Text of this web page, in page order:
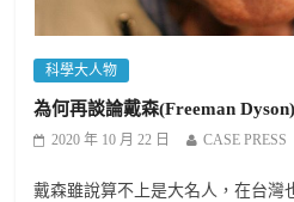
科學大人物
為何再談論戴森(Freeman Dyson)
2020 年 10 月 22 日 CASE PRESS
戴森雖說算不上是大名人，在台灣